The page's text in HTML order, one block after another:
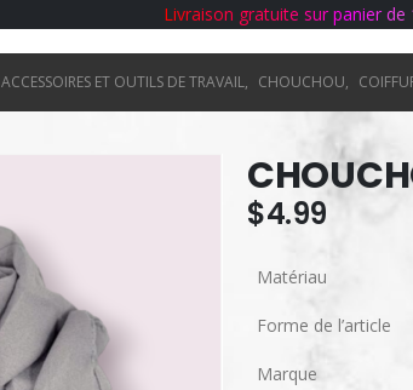
Livraison gratuite sur panier de
ACCESSOIRES ET OUTILS DE TRAVAIL, CHOUCHOU,
$4.99
Matériau
Forme de l’article
Marque